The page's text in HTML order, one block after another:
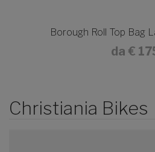
Borough Roll Top Bag
da €
Christiania Bikes